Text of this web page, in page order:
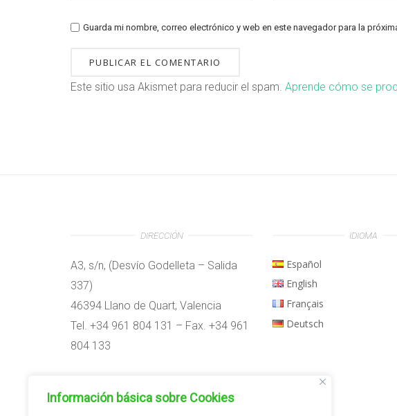
Información básica sobre Cookies
Guarda mi nombre, correo electrónico y web en este navegador para la
Este sitio usa Akismet para reducir el spam. Aprende cómo se
DIRECCIÓN
A3, s/n, (Desvío Godelleta – Salida
337)
46394 Llano de Quart, Valencia
Tel. +34 961 804 131 – Fax. +34 961
804 133
09:00h – 14:00h
IDIOMA
Español
English
Français
Deutsch